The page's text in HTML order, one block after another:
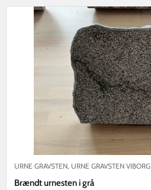
URNE GRAVSTEN, URNE GRAVSTEN VIBORG
Brændt urnesten i grå